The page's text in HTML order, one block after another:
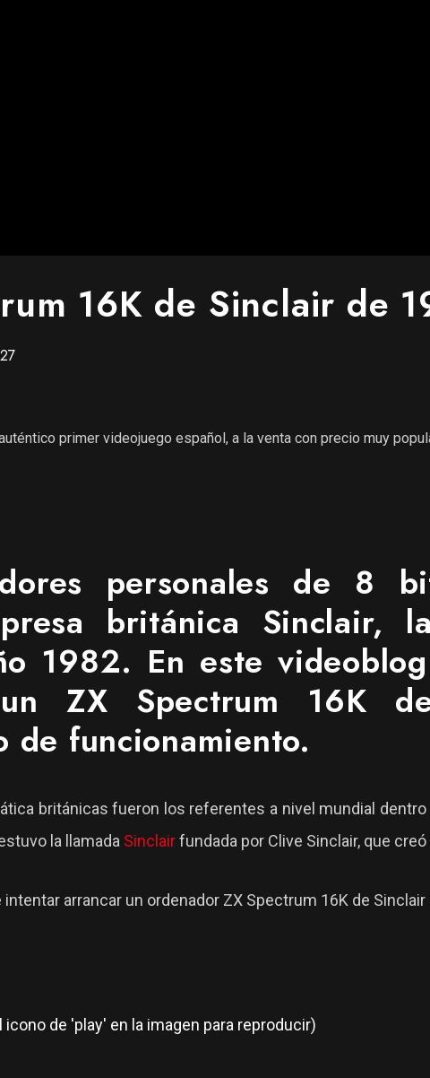
16K de Sinclair de
primer videojuego español, a la venta con precio muy
personales de 8
británica Sinclair,
1982. En este
ZX Spectrum 16K
de funcionamiento.
británicas fueron los referentes a nivel mundial
la llamada Sinclairfundada por Clive Sinclair, que
arrancar un ordenador ZX Spectrum 16K de Sinclair
de 'play' en la imagen para reproducir)